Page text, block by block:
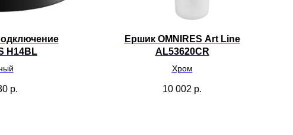
H14BL
р.
Ершик OMNIRES Art Line
AL53620CR
Хром
10 002 р.